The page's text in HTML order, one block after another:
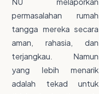
permasalahan rumah
tangga mereka secara
aman, rahasia, dan
terjangkau. Namun
yang lebih menarik
adalah tekad untuk